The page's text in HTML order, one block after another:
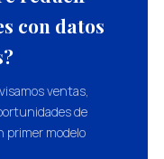
con datos
ventas,
de
modelo